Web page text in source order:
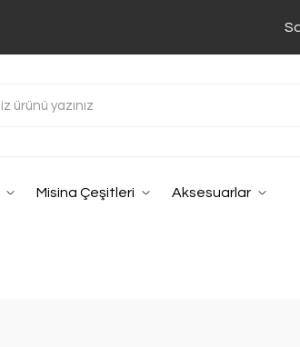
Misina Çeşitleri Aksesuarlar